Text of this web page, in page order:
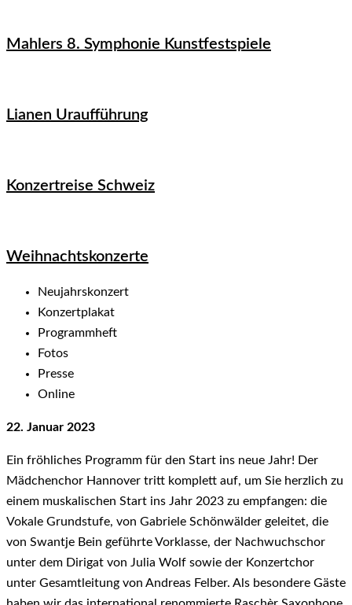
Mahlers 8. Symphonie Kunstfestspiele
Lianen Uraufführung
Konzertreise Schweiz
Weihnachtskonzerte
Neujahrskonzert
Konzertplakat
Programmheft
Fotos
Presse
Online
22. Januar 2023
Ein fröhliches Programm für den Start ins neue Jahr! Der
Mädchenchor Hannover tritt komplett auf, um Sie herzlich zu
einem muskalischen Start ins Jahr 2023 zu empfangen: die
Vokale Grundstufe, von Gabriele Schönwälder geleitet, die
von Swantje Bein geführte Vorklasse, der Nachwuchschor
unter dem Dirigat von Julia Wolf sowie der Konzertchor
unter Gesamtleitung von Andreas Felber. Als besondere Gäste